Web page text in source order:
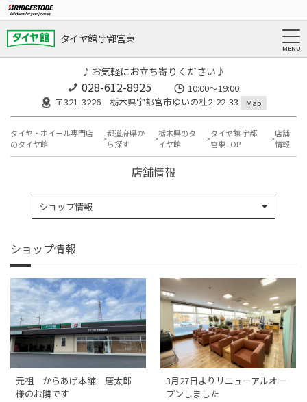
タイヤ館 宇都宮東
♪お気軽にお立ち寄りください♪
028-612-8925
10:00～19:00
〒321-3226 栃木県宇都宮市ゆいの杜2-22-33
Map
タイヤ・ホイール専門店
のタイヤ館
都道府県か
ら探す
栃木県のタ
イヤ館
タイヤ館 宇都
宮東TOP
店舗
情報
店舗情報
ショップ情報
ショップ情報
元祖 からあげ本舗 唐太郎
様のお隣です
3月27日よりリニューアルオー
プンしました